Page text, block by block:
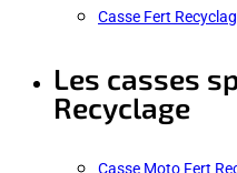
Casse Fert
Les casses
Recyclage
Casse Moto Fert